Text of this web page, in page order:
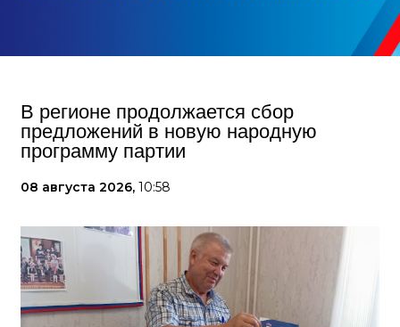
В регионе продолжается сбор
предложений в новую народную
программу партии
08 августа 2026, 10:58